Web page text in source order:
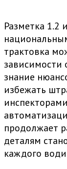
Разметка 1.2
трактовка
зависимости
знание
избежать
продолжает
деталям
каждого